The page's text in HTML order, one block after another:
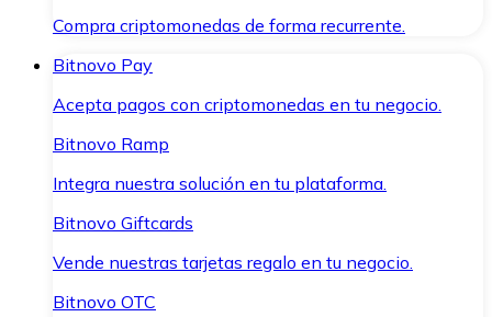
Compra criptomonedas de forma recurrente.
Bitnovo Pay
Acepta pagos con criptomonedas en tu negocio.
Bitnovo Ramp
Integra nuestra solución en tu plataforma.
Bitnovo Giftcards
Vende nuestras tarjetas regalo en tu negocio.
Bitnovo OTC